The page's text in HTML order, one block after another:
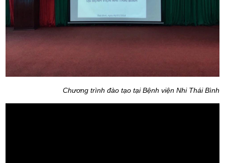
Chương trình đào tạo tại Bệnh viện Nhi Thái Bình